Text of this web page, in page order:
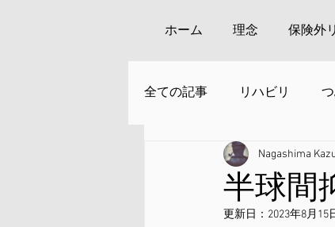
ホーム 理念 保険外
全ての記事 リハビリ
安来周辺の観光
半球間
Nagashima
更新日： 2023年8月15